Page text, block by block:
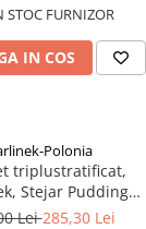
STOC FURNIZOR
IN COS
Polonia
triplustratificat,
Stejar Pudding
lac mat
Lei285,30 Lei